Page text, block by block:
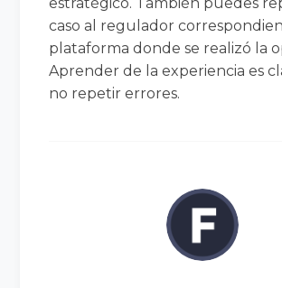
caso al regulador
plataforma donde se realizó la
Aprender de la experiencia es
no repetir errores.